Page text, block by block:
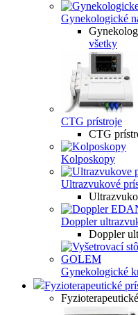
Gynekologické
všetky
CTG prístroje
CTG
Kolposkopy
Ultrazvukové
Doppler
Doppler
Gynekologické
Fyzioterapeutické